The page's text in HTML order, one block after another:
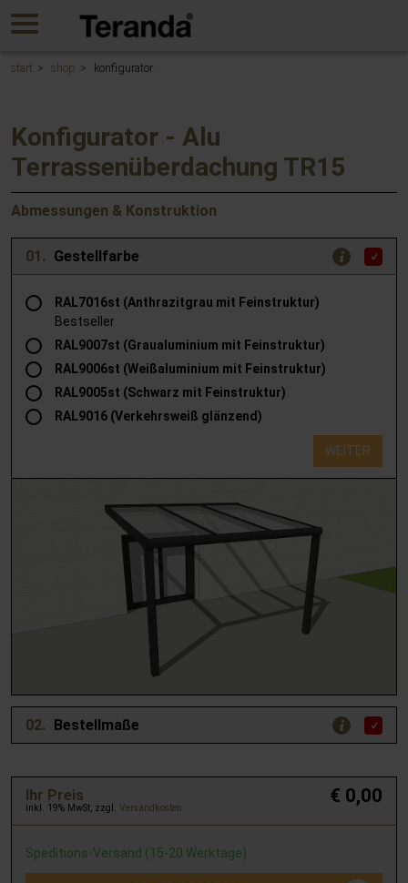
Sie
zum
MENU
start shop konfigurator
Konfigurator - Alu
Terrassenüberdachung TR15
Abmessungen & Konstruktion
01. Gestellfarbe
RAL7016st (Anthrazitgrau mit Feinstruktur)
Bestseller
RAL9007st (Graualuminium mit Feinstruktur)
RAL9006st (Weißaluminium mit Feinstruktur)
RAL9005st (Schwarz mit Feinstruktur)
RAL9016 (Verkehrsweiß glänzend)
WEITER
02. Bestellmaße
Ihr Preis
inkl. 19% MwSt, zzgl. Versandkosten
€ 0,00
Speditions-Versand (15-20 Werktage)